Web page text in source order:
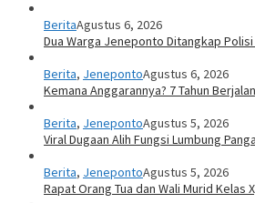
BeritaAgustus 6, 2026
Dua Warga Jeneponto Ditangkap
Berita, JenepontoAgustus 6, 2026
Kemana Anggarannya? 7 Tahun
Berita, JenepontoAgustus 5, 2026
Viral Dugaan Alih Fungsi Lumbung
Berita, JenepontoAgustus 5, 2026
Rapat Orang Tua dan Wali Murid Kelas